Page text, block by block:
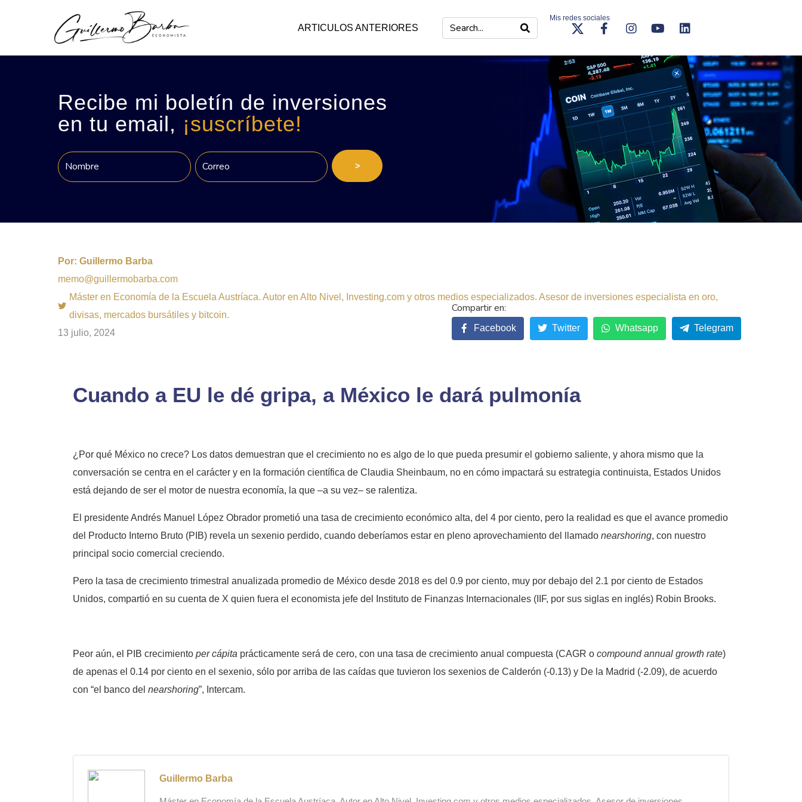
ARTICULOS ANTERIORES
Mis redes sociales
Recibe mi boletín de inversiones
en tu email, ¡suscríbete!
>
Por: Guillermo Barba
memo@guillermobarba.com
Máster en Economía de la Escuela Austríaca. Autor en Alto Nivel, Investing.com y otros medios especializados. Asesor de inversiones especialista en oro,
divisas, mercados bursátiles y bitcoin.
13 julio, 2024
Cuando a EU le dé gripa, a México le dará pulmonía
¿Por qué México no crece? Los datos demuestran que el crecimiento no es algo de lo que pueda presumir el gobierno saliente, y ahora mismo que la
conversación se centra en el carácter y en la formación científica de Claudia Sheinbaum, no en cómo impactará su estrategia continuista, Estados Unidos
está dejando de ser el motor de nuestra economía, la que –a su vez– se ralentiza.
El presidente Andrés Manuel López Obrador prometió una tasa de crecimiento económico alta, del 4 por ciento, pero la realidad es que el avance promedio
del Producto Interno Bruto (PIB) revela un sexenio perdido, cuando deberíamos estar en pleno aprovechamiento del llamado nearshoring, con nuestro
principal socio comercial creciendo.
Pero la tasa de crecimiento trimestral anualizada promedio de México desde 2018 es del 0.9 por ciento, muy por debajo del 2.1 por ciento de Estados
Unidos, compartió en su cuenta de X quien fuera el economista jefe del Instituto de Finanzas Internacionales (IIF, por sus siglas en inglés) Robin Brooks.
Peor aún, el PIB crecimiento per cápita prácticamente será de cero, con una tasa de crecimiento anual compuesta (CAGR o compound annual growth rate)
de apenas el 0.14 por ciento en el sexenio, sólo por arriba de las caídas que tuvieron los sexenios de Calderón (-0.13) y De la Madrid (-2.09), de acuerdo
con “el banco del nearshoring”, Intercam.
Facebook Twitter Whatsapp Telegram
Guillermo Barba